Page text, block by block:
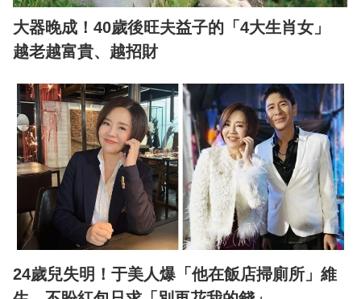
大器晚成！40歲後旺夫益子的「4大生肖女」
越老越富貴、越招財
24歲兒失明！于美人爆「他在飯店掃廁所」維